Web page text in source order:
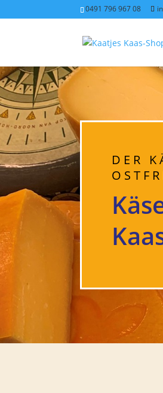
0491 796 967 08
DER